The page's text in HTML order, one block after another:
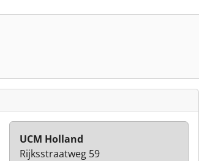
UCM Holland
Rijksstraatweg 59